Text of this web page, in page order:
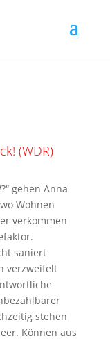
(WDR)
gehen Anna
Wohnen
verkommen
saniert
verzweifelt
stehen
Können aus